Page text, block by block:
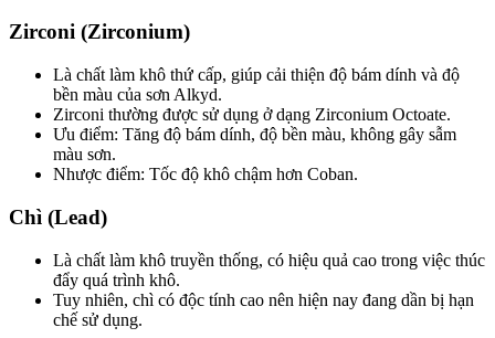
Zirconi (Zirconium)
Là chất làm khô thứ cấp, giúp cải thiện độ bám dính và độ
bền màu của sơn Alkyd.
Zirconi thường được sử dụng ở dạng Zirconium Octoate.
Ưu điểm: Tăng độ bám dính, độ bền màu, không gây sẫm
màu sơn.
Nhược điểm: Tốc độ khô chậm hơn Coban.
Chì (Lead)
Là chất làm khô truyền thống, có hiệu quả cao trong việc thúc
đẩy quá trình khô.
Tuy nhiên, chì có độc tính cao nên hiện nay đang dần bị hạn
chế sử dụng.